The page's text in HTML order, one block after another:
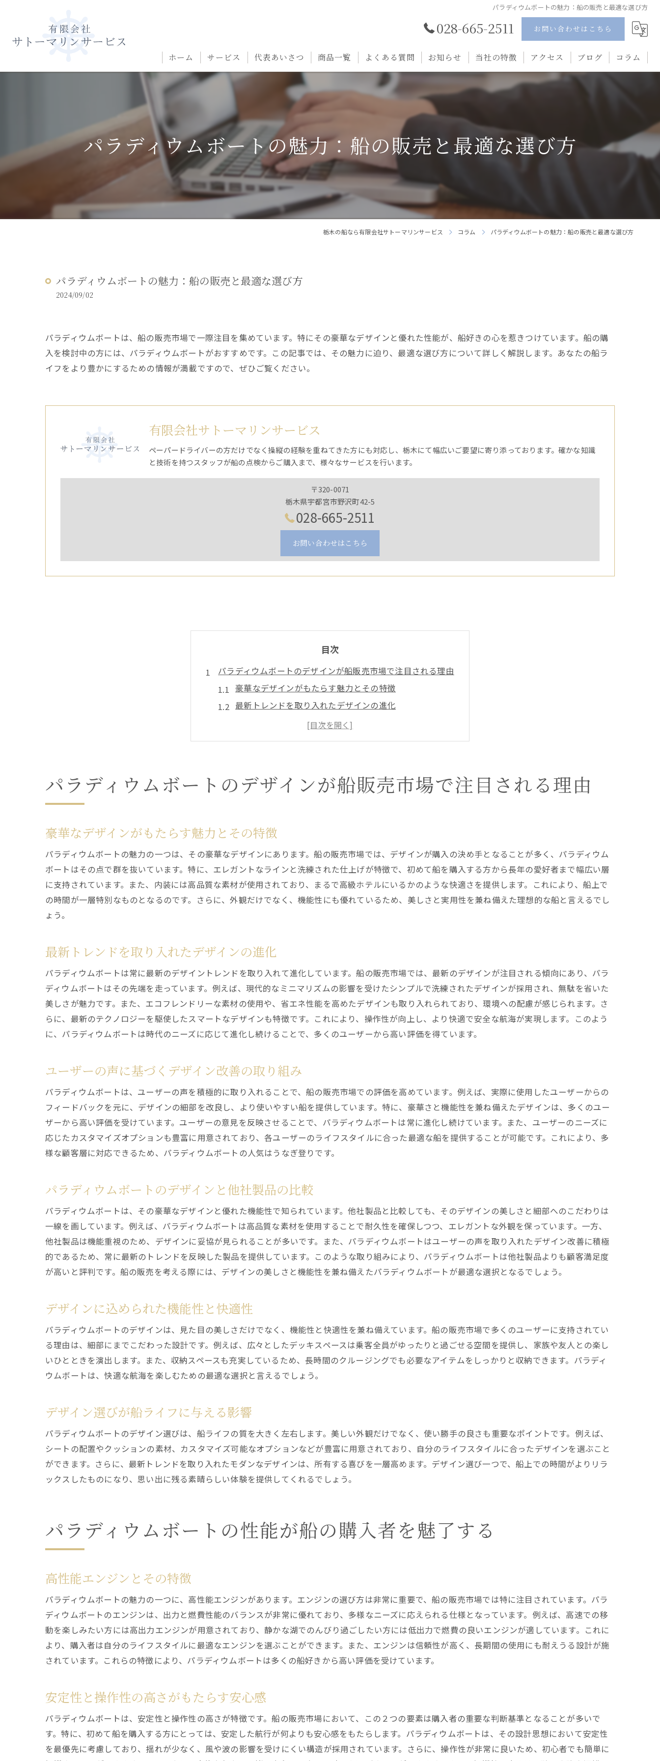
パラディウムボートの魅力：船の販売と最適な選び方
028-665-2511 お問い合わせはこちら
ホーム サービス 代表あいさつ 商品一覧 よくある質問 お知らせ 当社の特徴
ポンツーンボート
中古
アクセス ブログ コラム
パラディウムボートの魅力：船の販売と最適な選び方
栃木の船なら有限会社サトーマリンサービス コラム パラディウムボートの魅力：船の販売と最適な選び方
パラディウムボートの魅力：船の販売と最適な選び方
2024/09/02
パラディウムボートは、船の販売市場で一際注目を集めています。特にその豪華なデザインと優れた性能が、船好きの心を惹きつけています。船の購
入を検討中の方には、パラディウムボートがおすすめです。この記事では、その魅力に迫り、最適な選び方について詳しく解説します。あなたの船ラ
イフをより豊かにするための情報が満載ですので、ぜひご覧ください。
有限会社サトーマリンサービス
ペーパードライバーの方だけでなく操縦の経験を重ねてきた方にも対応し、栃木にて幅広いご要望に寄り添っております。確かな知識
と技術を持つスタッフが船の点検からご購入まで、様々なサービスを行います。
〒320-0071
栃木県宇都宮市野沢町42-5
028-665-2511
お問い合わせはこちら
目次
パラディウムボートのデザインが船販売市場で注目される理由
豪華なデザインがもたらす魅力とその特徴
最新トレンドを取り入れたデザインの進化
ユーザーの声に基づくデザイン改善の取り組み
パラディウムボートのデザインと他社製品の比較
デザイン選びが船ライフに与える影響
パラディウムボートの性能が船の購入者を魅了する
安定性と操作性の高さがもたらす安心感
パラディウムボートの燃費性能の秘密
環境に優しいエコな性能
性能を最大限に引き出すメンテナンス方法
性能面での他社ボートとの比較
パラディウムボートのコストパフォーマンス
豊富なモデルから選べる自由度
購入前に知っておくべき注意点
パラディウムボートの購入方法と手続き
パラディウムボートの豪華さが船市場で愛される理由
高級素材を使用したデザインポイント
豪華さがもたらす特別なクルージング体験
有名人にも愛されるパラディウムボート
豪華さと実用性を両立したデザイン
パラディウムボートの選び方と船販売のポイント
購入前に確認すべきポイントとは？
ボートショールームの活用方法
オンライン購入のメリットとデメリット
試乗体験で確認すべきこと
販売店選びのコツと注意点
パラディウムボートの優れた性能で船ライフを向上
パラディウムボートの安全機能の充実
快適な船上生活を実現するための工夫
性能を活かした楽しみ方の提案
維持と管理が容易な理由
パラディウムボートのカスタマイズオプション
ユーザーレビューから見る評価
専門家が語るパラディウムボートの魅力
市場シェアと販売実績
他社製品との比較評価
長期使用者の感想と評価
理想のクルージングコースの提案
トラブルを未然に防ぐためのポイント
パラディウムボートコミュニティへの参加
パラディウムボートのデザインが船販売市場で注目される理由
豪華なデザインがもたらす魅力とその特徴
パラディウムボートの魅力の一つは、その豪華なデザインにあります。船の販売市場では、デザインが購入の決め手となることが多く、パラディウム
ボートはその点で群を抜いています。特に、エレガントなラインと洗練された仕上げが特徴で、初めて船を購入する方から長年の愛好者まで幅広い層
に支持されています。また、内装には高品質な素材が使用されており、まるで高級ホテルにいるかのような快適さを提供します。これにより、船上で
の時間が一層特別なものとなるのです。さらに、外観だけでなく、機能性にも優れているため、美しさと実用性を兼ね備えた理想的な船と言えるでし
ょう。
最新トレンドを取り入れたデザインの進化
パラディウムボートは常に最新のデザイントレンドを取り入れて進化しています。船の販売市場では、最新のデザインが注目される傾向にあり、パラ
ディウムボートはその先端を走っています。例えば、現代的なミニマリズムの影響を受けたシンプルで洗練されたデザインが採用され、無駄を省いた
美しさが魅力です。また、エコフレンドリーな素材の使用や、省エネ性能を高めたデザインも取り入れられており、環境への配慮が感じられます。さ
らに、最新のテクノロジーを駆使したスマートなデザインも特徴です。これにより、操作性が向上し、より快適で安全な航海が実現します。このよう
に、パラディウムボートは時代のニーズに応じて進化し続けることで、多くのユーザーから高い評価を得ています。
ユーザーの声に基づくデザイン改善の取り組み
パラディウムボートは、ユーザーの声を積極的に取り入れることで、船の販売市場での評価を高めています。例えば、実際に使用したユーザーからの
フィードバックを元に、デザインの細部を改良し、より使いやすい船を提供しています。特に、豪華さと機能性を兼ね備えたデザインは、多くのユー
ザーから高い評価を受けています。ユーザーの意見を反映させることで、パラディウムボートは常に進化し続けています。また、ユーザーのニーズに
応じたカスタマイズオプションも豊富に用意されており、各ユーザーのライフスタイルに合った最適な船を提供することが可能です。これにより、多
様な顧客層に対応できるため、パラディウムボートの人気はうなぎ登りです。
パラディウムボートのデザインと他社製品の比較
パラディウムボートは、その豪華なデザインと優れた機能性で知られています。他社製品と比較しても、そのデザインの美しさと細部へのこだわりは
一線を画しています。例えば、パラディウムボートは高品質な素材を使用することで耐久性を確保しつつ、エレガントな外観を保っています。一方、
他社製品は機能重視のため、デザインに妥協が見られることが多いです。また、パラディウムボートはユーザーの声を取り入れたデザイン改善に積極
的であるため、常に最新のトレンドを反映した製品を提供しています。このような取り組みにより、パラディウムボートは他社製品よりも顧客満足度
が高いと評判です。船の販売を考える際には、デザインの美しさと機能性を兼ね備えたパラディウムボートが最適な選択となるでしょう。
デザインに込められた機能性と快適性
パラディウムボートのデザインは、見た目の美しさだけでなく、機能性と快適性を兼ね備えています。船の販売市場で多くのユーザーに支持されてい
る理由は、細部にまでこだわった設計です。例えば、広々としたデッキスペースは乗客全員がゆったりと過ごせる空間を提供し、家族や友人との楽し
いひとときを演出します。また、収納スペースも充実しているため、長時間のクルージングでも必要なアイテムをしっかりと収納できます。パラディ
ウムボートは、快適な航海を楽しむための最適な選択と言えるでしょう。
デザイン選びが船ライフに与える影響
パラディウムボートのデザイン選びは、船ライフの質を大きく左右します。美しい外観だけでなく、使い勝手の良さも重要なポイントです。例えば、
シートの配置やクッションの素材、カスタマイズ可能なオプションなどが豊富に用意されており、自分のライフスタイルに合ったデザインを選ぶこと
ができます。さらに、最新トレンドを取り入れたモダンなデザインは、所有する喜びを一層高めます。デザイン選び一つで、船上での時間がよりリラ
ックスしたものになり、思い出に残る素晴らしい体験を提供してくれるでしょう。
パラディウムボートの性能が船の購入者を魅了する
高性能エンジンとその特徴
パラディウムボートの魅力の一つに、高性能エンジンがあります。エンジンの選び方は非常に重要で、船の販売市場では特に注目されています。パラ
ディウムボートのエンジンは、出力と燃費性能のバランスが非常に優れており、多様なニーズに応えられる仕様となっています。例えば、高速での移
動を楽しみたい方には高出力エンジンが用意されており、静かな湖でのんびり過ごしたい方には低出力で燃費の良いエンジンが適しています。これに
より、購入者は自分のライフスタイルに最適なエンジンを選ぶことができます。また、エンジンは信頼性が高く、長期間の使用にも耐えうる設計が施
されています。これらの特徴により、パラディウムボートは多くの船好きから高い評価を受けています。
安定性と操作性の高さがもたらす安心感
パラディウムボートは、安定性と操作性の高さが特徴です。船の販売市場において、この２つの要素は購入者の重要な判断基準となることが多いで
す。特に、初めて船を購入する方にとっては、安定した航行が何よりも安心感をもたらします。パラディウムボートは、その設計思想において安定性
を最優先に考慮しており、揺れが少なく、風や波の影響を受けにくい構造が採用されています。さらに、操作性が非常に良いため、初心者でも簡単に